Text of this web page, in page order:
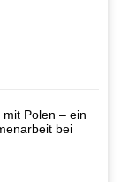
Polen – ein
bei